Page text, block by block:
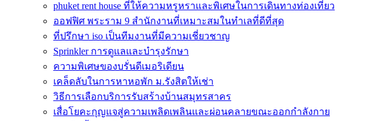
phuket rent house ที่ให้ความหรูหราและพิเศษในการเดินทางท่องเที่ยว
ออฟฟิศ พระราม 9 สำนักงานที่เหมาะสมในทำเลที่ดีที่สุด
ที่ปรึกษา iso เป็นทีมงานที่มีความเชี่ยวชาญ
Sprinkler การดูแลและบำรุงรักษา
ความพิเศษของบรั่นดีเมอริเดียน
เคล็ดลับในการหาหอพัก ม.รังสิตให้เช่า
วิธีการเลือกบริการรับสร้างบ้านสมุทรสาคร
เสื่อโยคะกุญแจสู่ความเพลิดเพลินและผ่อนคลายขณะออกกำลังกาย